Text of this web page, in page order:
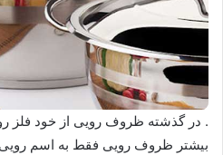
. در گذشته ظروف رویی از خود فلز
بیشتر ظروف رویی فقط به اسم